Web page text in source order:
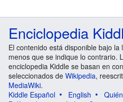
Enciclopedia
El contenido está disponible bajo la
menos que se indique lo contrario.
enciclopedia Kiddle se basan en
seleccionados de Wikipedia,
MediaWiki.
Kiddle Español
English